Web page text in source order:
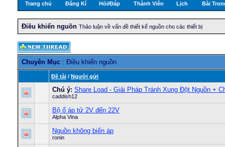
Trang chủ Đăng Kí Hỏi/Ðáp Thành Viên Lịch Bài
Điều khiển nguồn Thảo luận về vấn đề thiết kế nguồn cho các thiết bị
Chuyên Mục : Điều khiển nguồn
Ðề tài / Người gửi
Chú ý: Share Load - Giải Pháp Tránh Xung Đột Nguồn +
caddish12
Bộ ổ áp tử 2V đến 22V
Alpha Vina
Nguồn không biến áp
ronin